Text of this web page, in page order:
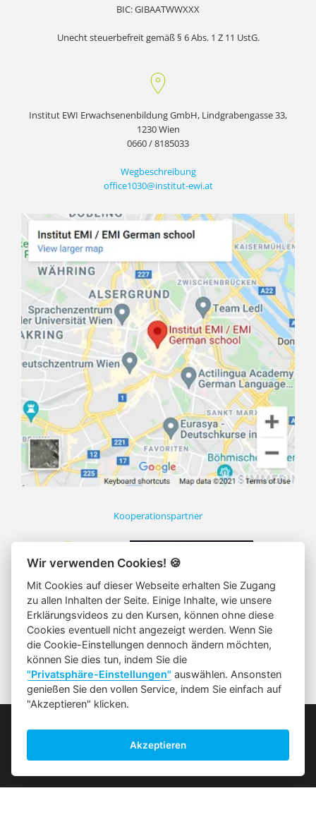
0660/8185033
Wir sind von 8 - 17 Uhr erreichbar.
BIC: GIBAATWWXXX
Unecht steuerbefreit gemäß § 6 Abs. 1 Z 11 UstG.
Institut EWI Erwachsenenbildung GmbH, Lindgrabengasse 33,
1230 Wien
0660 / 8185033
Wegbeschreibung
office1030@institut-ewi.at
Kooperationspartner
E
Die Datenschutzerklärung finden Sie hier
Löschanfrage
Wir verwenden Cookies! 🍪
Mit Cookies auf dieser Webseite erhalten Sie Zugang
zu allen Inhalten der Seite. Einige Inhalte, wie unsere
Erklärungsvideos zu den Kursen, können ohne diese
Cookies eventuell nicht angezeigt werden. Wenn Sie
die Cookie-Einstellungen dennoch ändern möchten,
können Sie dies tun, indem Sie die
"Privatsphäre-Einstellungen" auswählen. Ansonsten
genießen Sie den vollen Service, indem Sie einfach auf
"Akzeptieren" klicken.
Akzeptieren